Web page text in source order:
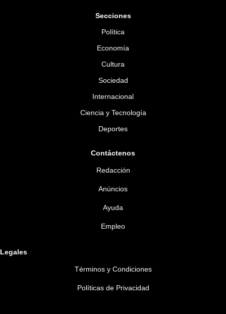
Secciones
Política
Economía
Cultura
Sociedad
Internacional
Ciencia y Tecnología
Deportes
Contáctenos
Redacción
Anúncios
Ayuda
Empleo
Legales
Términos y Condiciones
Políticas de Privacidad